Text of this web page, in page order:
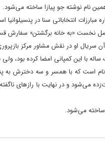
نام نوشته جو پیازا ساخته می‌شود.
مبارزات انتخاباتی سنا در پنسیلوانیا
سریال او در نقش مشاور مرکز
با این کمپانی امضا کرده بود،
که با همسر و سه دخترش به
می‌شود و در نهایت با رازهای
ساخته می‌شود.